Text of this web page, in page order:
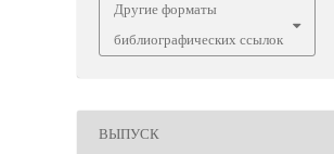
Другие форматы
библиографических ссылок
ВЫПУСК